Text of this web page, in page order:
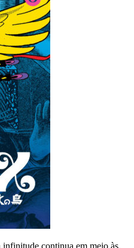
infinitude continua em meio às